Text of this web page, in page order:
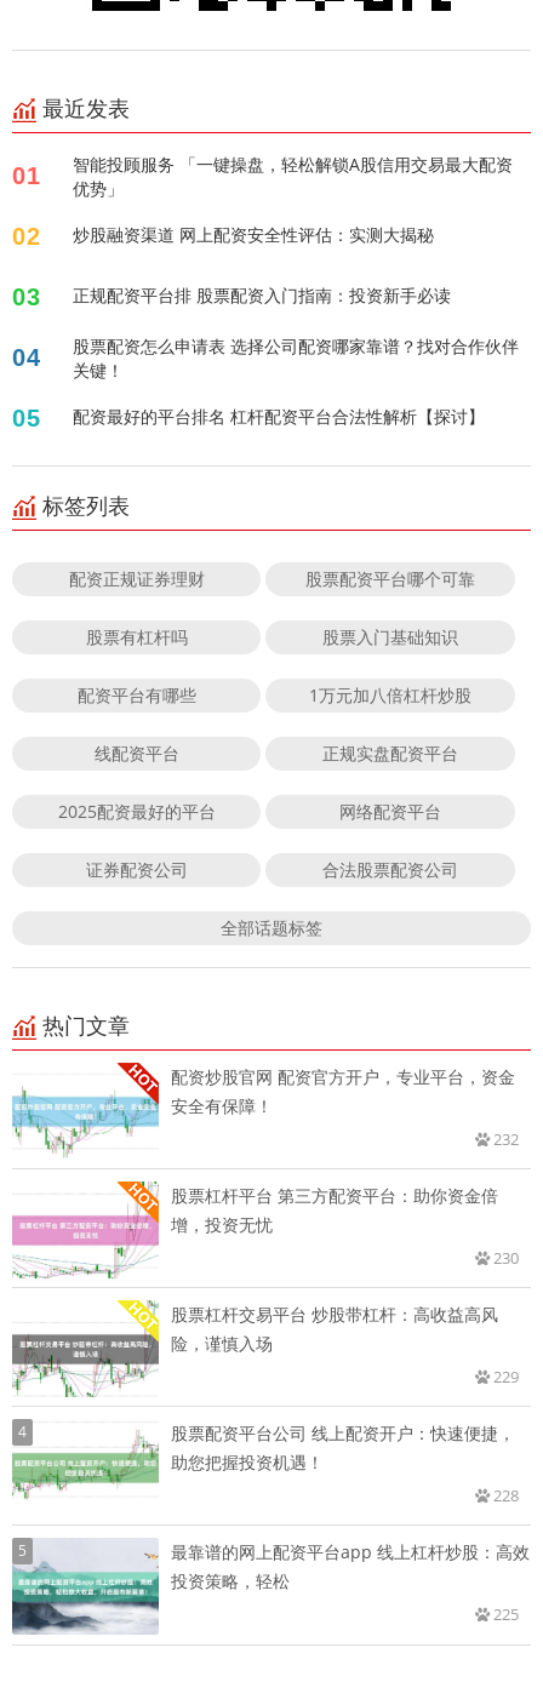
最近发表
01
智能投顾服务 「一键操盘，轻松解锁A股信用交易最大配资
优势」
02 炒股融资渠道 网上配资安全性评估：实测大揭秘
03 正规配资平台排 股票配资入门指南：投资新手必读
04
股票配资怎么申请表 选择公司配资哪家靠谱？找对合作伙伴
关键！
05 配资最好的平台排名 杠杆配资平台合法性解析【探讨】
标签列表
配资正规证券理财 股票配资平台哪个可靠
股票有杠杆吗 股票入门基础知识
配资平台有哪些 1万元加八倍杠杆炒股
线配资平台 正规实盘配资平台
2025配资最好的平台 网络配资平台
证券配资公司 合法股票配资公司
全部话题标签
热门文章
配资炒股官网 配资官方开户，专业平台，资金
安全有保障！
232
股票杠杆平台 第三方配资平台：助你资金倍
增，投资无忧
230
股票杠杆交易平台 炒股带杠杆：高收益高风
险，谨慎入场
229
4
股票配资平台公司 线上配资开户：快速便捷，
助您把握投资机遇！
228
5
最靠谱的网上配资平台app 线上杠杆炒股：高效
投资策略，轻松
225